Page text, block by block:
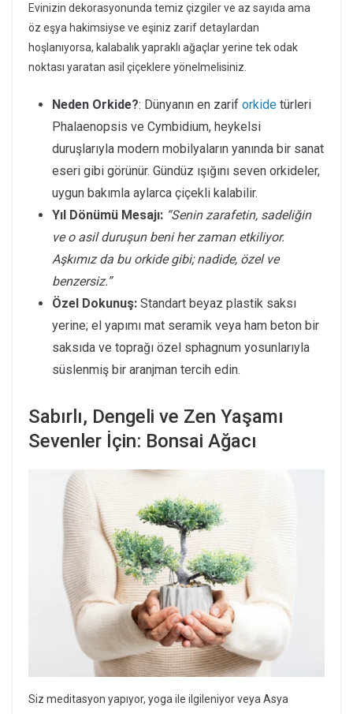
Evinizin dekorasyonunda temiz çizgiler ve az sayıda ama
öz eşya hakimsiyse ve eşiniz zarif detaylardan
hoşlanıyorsa, kalabalık yapraklı ağaçlar yerine tek odak
noktası yaratan asil çiçeklere yönelmelisiniz.
Neden Orkide?: Dünyanın en zarif orkide türleri
Phalaenopsis ve Cymbidium, heykelsi
duruşlarıyla modern mobilyaların yanında bir sanat
eseri gibi görünür. Gündüz ışığını seven orkideler,
uygun bakımla aylarca çiçekli kalabilir.
Yıl Dönümü Mesajı: “Senin zarafetin, sadeliğin
ve o asil duruşun beni her zaman etkiliyor.
Aşkımız da bu orkide gibi; nadide, özel ve
benzersiz.”
Özel Dokunuş: Standart beyaz plastik saksı
yerine; el yapımı mat seramik veya ham beton bir
saksıda ve toprağı özel sphagnum yosunlarıyla
süslenmiş bir aranjman tercih edin.
Sabırlı, Dengeli ve Zen Yaşamı
Sevenler İçin: Bonsai Ağacı
Siz meditasyon yapıyor, yoga ile ilgileniyor veya Asya